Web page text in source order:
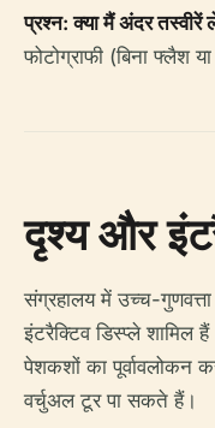
प्रश्न: क्या मैं अंदर
फोटोग्राफी (बिना फ्लैश
दृश्य और
संग्रहालय में उच्च-
इंटरैक्टिव डिस्प्ले
पेशकशों का पूर्वावलोकन
वर्चुअल टूर पा सकते हैं।